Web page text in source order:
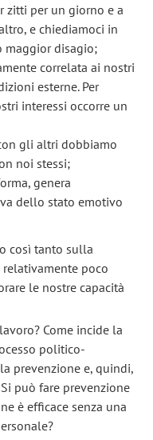
zitti per un giorno e a
e chiediamoci in
maggior disagio;
correlata ai nostri
esterne. Per
interessi occorre un
gli altri dobbiamo
noi stessi;
genera
dello stato emotivo
così tanto sulla
poco
le nostre capacità
Come incide la
politico-
prevenzione e, quindi,
può fare prevenzione
è efficace senza una